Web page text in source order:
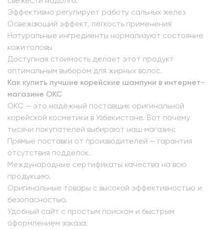
Эффективно регулирует работу сальных желез
Освежающий эффект, лёгкость применения
Натуральные ингредиенты нормализуют состояние
кожи головы
Доступная стоимость делает этот продукт
оптимальным выбором для жирных волос.
Как купить лучшие корейские шампуни в интернет-
магазине OKC
OKC — это надёжный поставщик оригинальной
корейской косметики в Узбекистане. Вот почему
тысячи покупателей выбирают наш магазин:
Прямые поставки от производителей — гарантия
отсутствия подделок.
Международные сертификаты качества на всю
продукцию.
Оригинальные товары с высокой эффективностью и
безопасностью.
Удобный сайт с простым поиском и быстрым
оформлением заказа.